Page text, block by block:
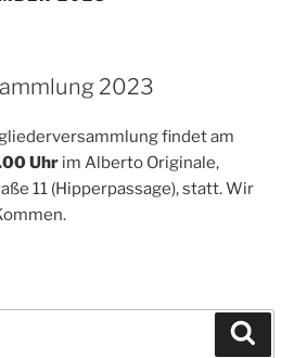
2023
findet am
Uhr im Alberto Originale,
11 (Hipperpassage), statt. Wir